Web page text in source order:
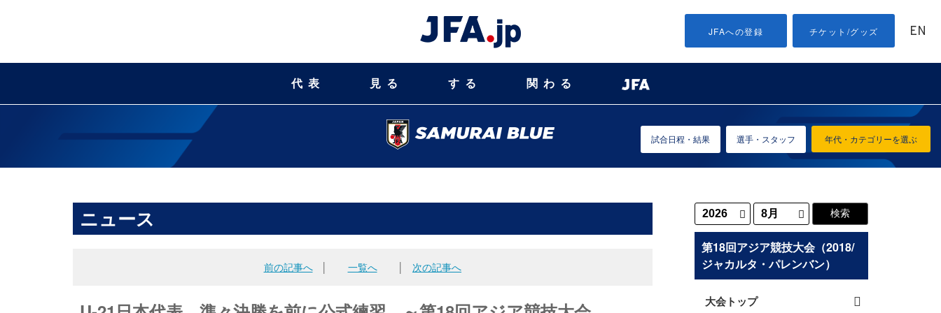
JFAへの登録 チケット/グッズ EN
代表 見る する 関わる
年代・カテゴリーを選ぶ
試合日程・結果 選手・スタッフ
ニュース
前の記事へ│ 一覧へ 次の記事へ
第18回アジア競技大会（2018/
ジャカルタ・パレンバン）
大会トップ